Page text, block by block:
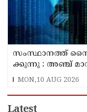
സം​സ്ഥാ​ന​ത്ത്
ക്കു​ന്നു : അഞ്ച്​
MON,10 AUG 2026